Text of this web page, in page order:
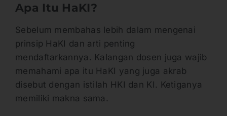
Apa Itu HaKI?
Sebelum membahas lebih dalam mengenai
prinsip HaKI dan arti penting
mendaftarkannya. Kalangan dosen juga wajib
memahami apa itu HaKI yang juga akrab
disebut dengan istilah HKI dan KI. Ketiganya
memiliki makna sama.